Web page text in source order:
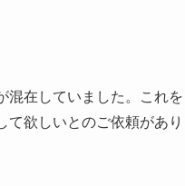
在していました。これ
欲しいとのご依頼があ